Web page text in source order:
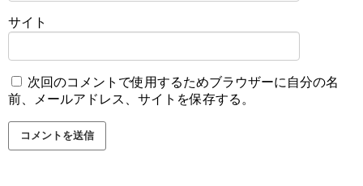
サイト
次回のコメントで使用するためブラウザーに自分の名
前、メールアドレス、サイトを保存する。